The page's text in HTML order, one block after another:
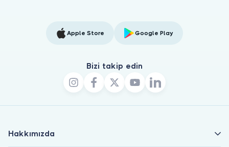
Apple Store Google Play
Bizi takip edin
Hakkımızda